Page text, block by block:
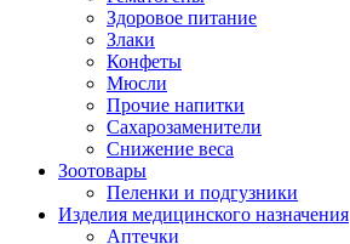
Здоровое питание
Злаки
Конфеты
Мюсли
Прочие напитки
Сахарозаменители
Снижение веса
Зоотовары
Пеленки и подгузники
Изделия медицинского назначения
Аптечки